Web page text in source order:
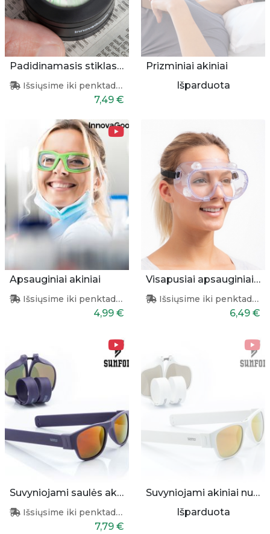
Padidinamasis stiklas su apšvietimu
Išsiųsime iki penktadienio
7,49 €
Prizminiai akiniai
Išparduota
Apsauginiai akiniai
Išsiųsime iki penktadienio
4,99 €
Visapusiai apsauginiai akiniai
Išsiųsime iki penktadienio
6,49 €
Suvyniojami saulės akiniai (violetiniai)
Išsiųsime iki penktadienio
7,79 €
Suvyniojami akiniai nuo saulės (balti)
Išparduota